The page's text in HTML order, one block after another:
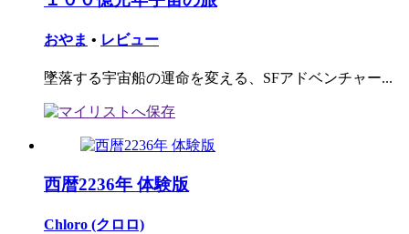
おやま • レビュー
墜落する宇宙船の運命を変える、SFアドベンチャー...
西暦2236年 体験版
Chloro (クロロ)